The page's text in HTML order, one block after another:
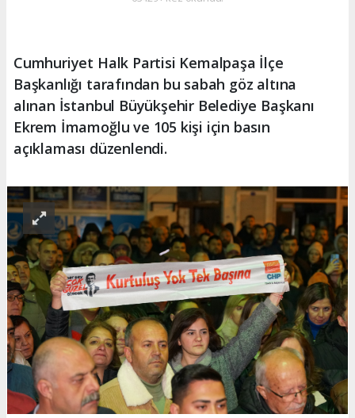
Cumhuriyet Halk Partisi Kemalpaşa İlçe
Başkanlığı tarafından bu sabah göz altına
alınan İstanbul Büyükşehir Belediye Başkanı
Ekrem İmamoğlu ve 105 kişi için basın
açıklaması düzenlendi.